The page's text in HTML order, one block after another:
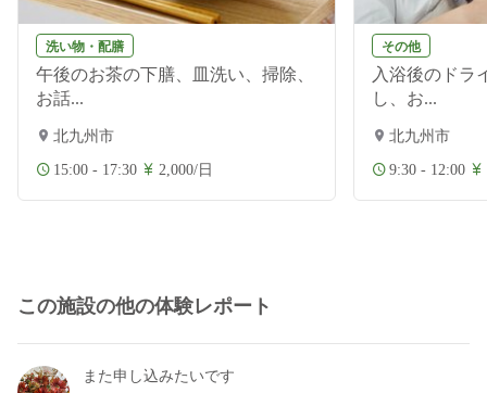
洗い物・配膳
午後のお茶の下膳、皿洗い、掃除、
お話...
北九州市
15:00 - 17:30 2,000/日
その他
入浴後のドラ
し、お...
北九州市
9:30 - 12:00
この施設の他の体験レポート
また申し込みたいです